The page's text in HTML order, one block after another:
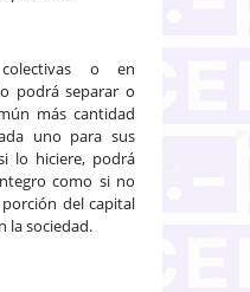
o en
podrá separar o
más cantidad
uno para sus
lo hiciere, podrá
como si no
del capital
la sociedad.